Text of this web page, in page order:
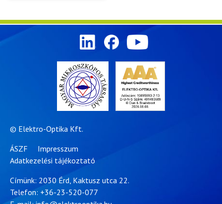
© Elektro-Optika Kft.
ÁSZF
Impresszum
Adatkezelési tájékoztató
Címünk: 2030 Érd, Kaktusz utca 22.
Telefon: +36-23-520-077